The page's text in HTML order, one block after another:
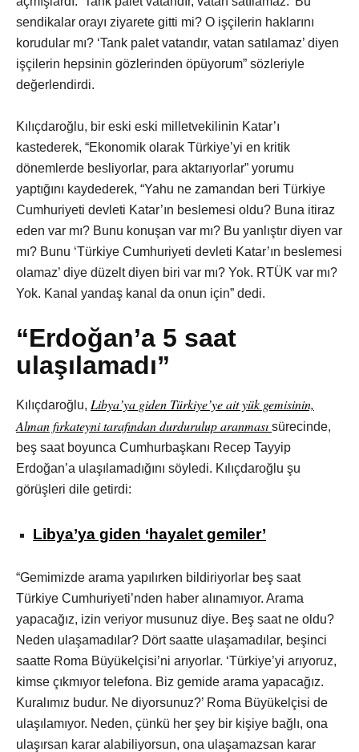
sendikalar orayı ziyarete gitti mi? O işçilerin haklarını
korudular mı? ‘Tank palet vatandır, vatan satılamaz’ diyen
işçilerin hepsinin gözlerinden öpüyorum” sözleriyle
değerlendirdi.
Kılıçdaroğlu, bir eski eski milletvekilinin Katar’ı
kastederek, “Ekonomik olarak Türkiye’yi en kritik
dönemlerde besliyorlar, para aktarıyorlar” yorumu
yaptığını kaydederek, “Yahu ne zamandan beri Türkiye
Cumhuriyeti devleti Katar’ın beslemesi oldu? Buna itiraz
eden var mı? Bunu konuşan var mı? Bu yanlıştır diyen var
mı? Bunu ‘Türkiye Cumhuriyeti devleti Katar’ın beslemesi
olamaz’ diye düzelt diyen biri var mı? Yok. RTÜK var mı?
Yok. Kanal yandaş kanal da onun için” dedi.
“Erdoğan’a 5 saat
ulaşılamadı”
Kılıçdaroğlu, Libya’ya giden Türkiye’ye ait yük gemisinin,
Alman fırkateyni tarafından durdurulup aranması sürecinde,
beş saat boyunca Cumhurbaşkanı Recep Tayyip
Erdoğan’a ulaşılamadığını söyledi. Kılıçdaroğlu şu
görüşleri dile getirdi:
Libya’ya giden ‘hayalet gemiler’
“Gemimizde arama yapılırken bildiriyorlar beş saat
Türkiye Cumhuriyeti’nden haber alınamıyor. Arama
yapacağız, izin veriyor musunuz diye. Beş saat ne oldu?
Neden ulaşamadılar? Dört saatte ulaşamadılar, beşinci
saatte Roma Büyükelçisi’ni arıyorlar. ‘Türkiye’yi arıyoruz,
kimse çıkmıyor telefona. Biz gemide arama yapacağız.
Kuralımız budur. Ne diyorsunuz?’ Roma Büyükelçisi de
ulaşılamıyor. Neden, çünkü her şey bir kişiye bağlı, ona
ulaşırsan karar alabiliyorsun, ona ulaşamazsan karar